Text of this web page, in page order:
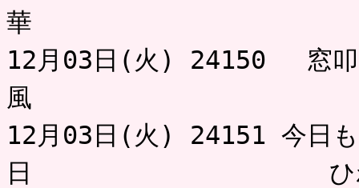
華
12月03日(火) 24150 窓叩
風
12月03日(火) 24151 今日も
日 ひ